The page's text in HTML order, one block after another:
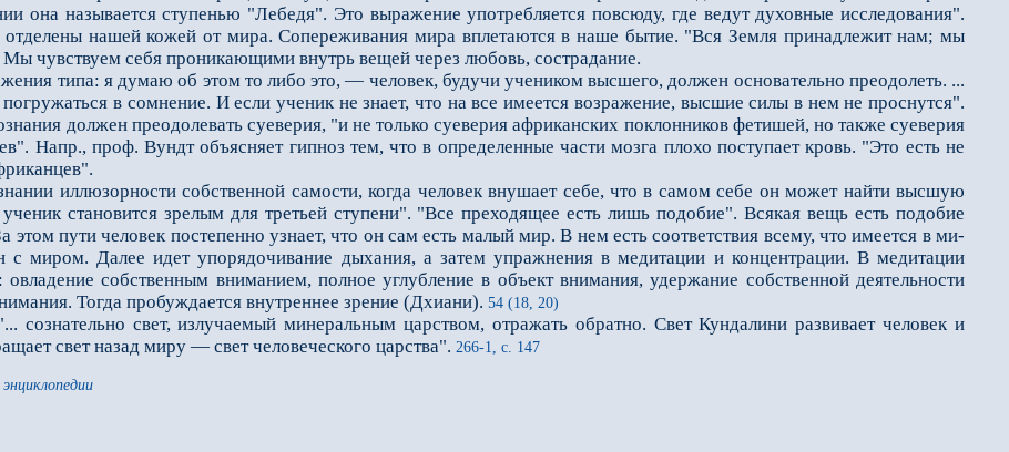
она называется ступенью "Лебедя". Это выражение употребляется повсюду, где ве­дут духовные исследования".
нашей кожей от мира. Сопереживания мира вплетаются в наше бытие. "Вся Земля принадлежит нам; мы
Мы чувствуем себя проникающими внутрь вещей через любовь, сострадание.
типа: я думаю об этом то либо это, — человек, будучи учеником высшего, должен основательно преодолеть. ...
в сомнение. И если ученик не знает, что на все имеется возражение, высшие силы в нем не проснутся".
должен преодолевать суеверия, "и не только суеверия африканских поклонников фетишей, но также суеве­рия
Напр., проф. Вундт объясняет гипноз тем, что в определенные части мозга плохо поступает кровь. "Это есть не
иллюзорности собственной самости, когда человек внушает себе, что в са­мом себе он может найти высшую
становится зрелым для третьей ступени". "Все преходящее есть лишь подобие". Всякая вещь есть подобие
этом пути че­ловек постепенно узнает, что он сам есть малый мир. В нем есть соответствия всему, что имеется в ми­
с миром. Далее идет упорядочивание дыхания, а затем упражнения в медитации и концентрации. В медитации
овладение собственным вниманием, полное углубление в объект внимания, удержание собственной деятельности
Тогда пробуж­дается внутреннее зрение (Дхиани). 54 (18, 20)
свет, излучаемый минеральным царством, отражать обратно. Свет Кундалини развивает человек и
свет назад миру — свет человеческого царства". 266-1, с. 147